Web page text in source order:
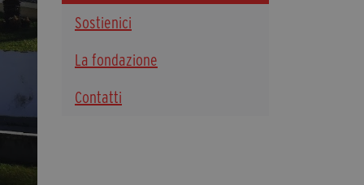
#Trameascuola
Visioni Civiche
Mostra 3D - Visioni Civiche
Archivio Storico
Sostienici
La fondazione
Contatti